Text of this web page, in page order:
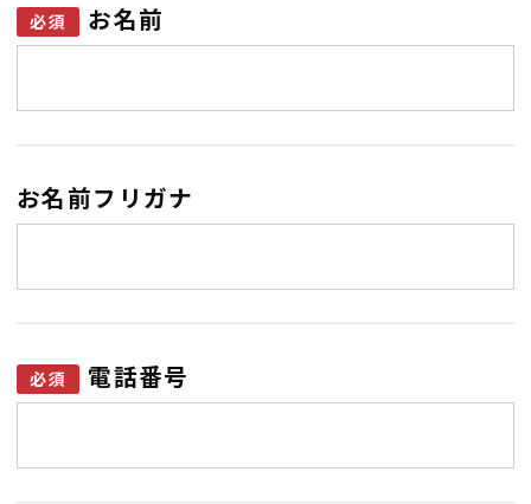
お名前
お名前フリガナ
電話番号